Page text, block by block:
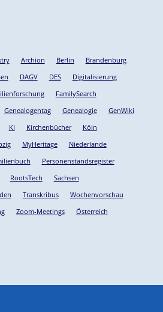
Archion Berlin
Brandenburg
DAGV DES
Digitalisierung
FamilySearch
Genealogentag Genealogie
GenWiki
KI Kirchenbücher
Köln
MyHeritage
Niederlande
Personenstandsregister
RootsTech
Sachsen
Transkribus
Wochenvorschau
Zoom-Meetings
Österreich